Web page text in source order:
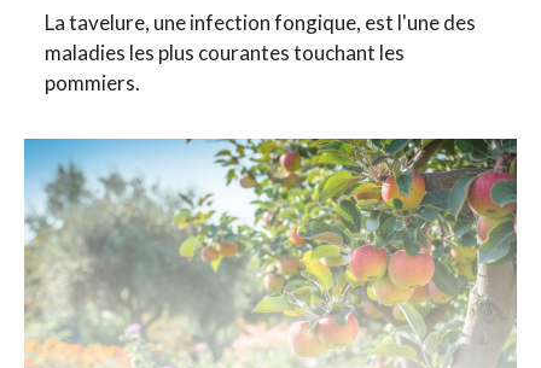
La tavelure, une infection fongique, est l'une des
maladies les plus courantes touchant les
pommiers.